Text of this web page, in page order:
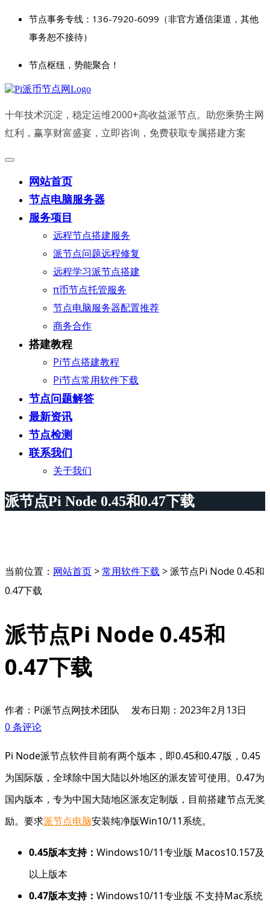
节点事务专线：136-7920-6099（非官方通信渠道，其他
事务恕不接待）
节点枢纽，势能聚合！
十年技术沉淀，稳定运维2000+高收益派节点。助您乘势主网
红利，赢享财富盛宴，立即咨询，免费获取专属搭建方案
网站首页
节点电脑服务器
服务项目
远程节点搭建服务
派节点问题远程修复
远程学习派节点搭建
π币节点托管服务
节点电脑服务器配置推荐
商务合作
搭建教程
Pi节点搭建教程
Pi节点常用软件下载
节点问题解答
最新资讯
节点检测
联系我们
关于我们
派节点Pi Node 0.45和0.47下载
当前位置： 网站首页 >常用软件下载 >派节点Pi Node 0.45和
0.47下载
派节点Pi Node 0.45和
0.47下载
作者：Pi派节点网技术团队 发布日期： 2023年2月13日
0 条评论
Pi Node派节点软件目前有两个版本，即0.45和0.47版，0.45
为国际版，全球除中国大陆以外地区的派友皆可使用。0.47为
国内版本，专为中国大陆地区派友定制版，目前搭建节点无奖
励。要求派节点电脑安装纯净版Win10/11系统。
0.45版本支持： Windows10/11专业版 Macos10.157及
以上版本
0.47版本支持： Windows10/11专业版 不支持Mac系统